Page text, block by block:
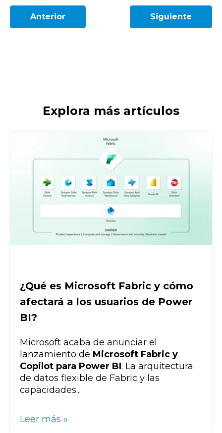
Anterior Siguiente
Explora más artículos
¿Qué es Microsoft Fabric y cómo
afectará a los usuarios de Power
BI?
Microsoft acaba de anunciar el
lanzamiento de Microsoft Fabric y
Copilot para Power BI. La arquitectura
de datos flexible de Fabric y las
capacidades...
Leer más »